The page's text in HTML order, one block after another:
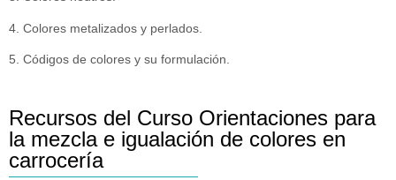
4. Colores metalizados y perlados.
5. Códigos de colores y su formulación.
Recursos del Curso Orientaciones para
la mezcla e igualación de colores en
carrocería